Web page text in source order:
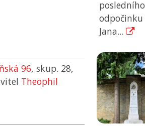
96, skup. 28,
Theophil
posledního
odpočinku
Jana...